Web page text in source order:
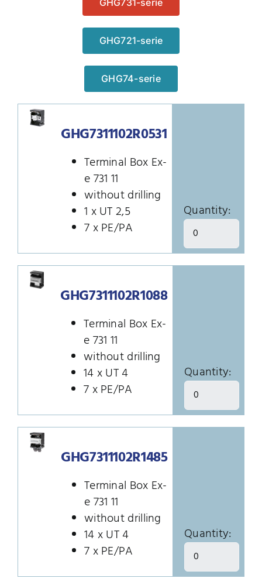
EX distributiepanelen
Installatie materiaal
EX distributiepanelen
GHG731-serie
GHG721-serie
GHG74-serie
GHG7311102R0531
Terminal Box Ex-
e 731 11
without drilling
1 x UT 2,5
7 x PE/PA
Quantity:
GHG7311102R1088
Terminal Box Ex-
e 731 11
without drilling
14 x UT 4
7 x PE/PA
Quantity:
GHG7311102R1485
Terminal Box Ex-
e 731 11
without drilling
14 x UT 4
7 x PE/PA
Quantity: